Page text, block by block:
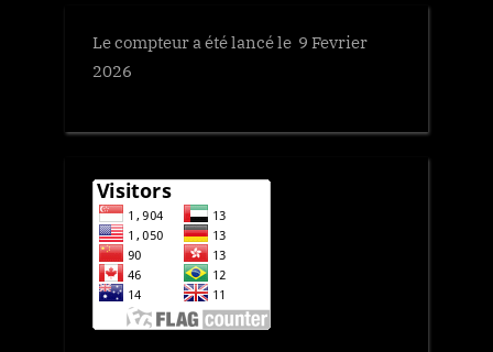
Le compteur a été lancé le 9 Fevrier
2026